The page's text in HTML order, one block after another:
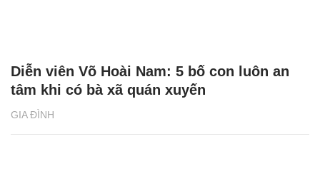
GIA ĐÌNH
Diễn viên Võ Hoài Nam: 5 bố con luôn an
tâm khi có bà xã quán xuyến